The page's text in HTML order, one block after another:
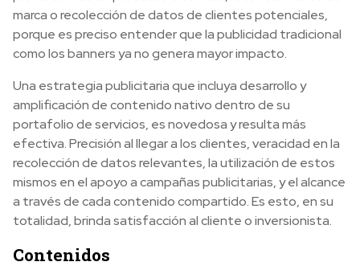
marca o recolección de datos de clientes potenciales,
porque es preciso entender que la publicidad tradicional
como los banners ya no genera mayor impacto.
Una estrategia publicitaria que incluya desarrollo y
amplificación de contenido nativo dentro de su
portafolio de servicios, es novedosa y resulta más
efectiva. Precisión al llegar a los clientes, veracidad en la
recolección de datos relevantes, la utilización de estos
mismos en el apoyo a campañas publicitarias, y el alcance
a través de cada contenido compartido. Es esto, en su
totalidad, brinda satisfacción al cliente o inversionista.
Contenidos